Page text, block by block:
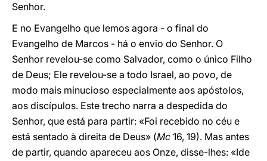
Senhor.
E no Evangelho que lemos agora - o final do
Evangelho de Marcos - há o envio do Senhor. O
Senhor revelou-se como Salvador, como o único Filho
de Deus; Ele revelou-se a todo Israel, ao povo, de
modo mais minucioso especialmente aos apóstolos,
aos discípulos. Este trecho narra a despedida do
Senhor, que está para partir: «Foi recebido no céu e
está sentado à direita de Deus» (Mc 16, 19). Mas antes
de partir, quando apareceu aos Onze, disse-lhes: «Ide